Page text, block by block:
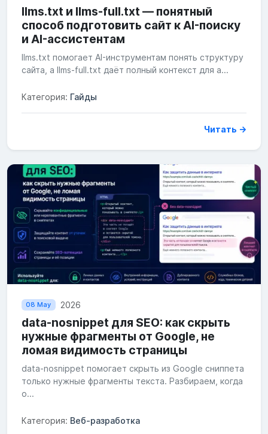
llms.txt и llms-full.txt — понятный
способ подготовить сайт к AI-поиску
и AI-ассистентам
llms.txt помогает AI-инструментам понять структуру
сайта, а llms-full.txt даёт полный контекст для а...
Категория: Гайды
Читать →
08 May 2026
data-nosnippet для SEO: как скрыть
нужные фрагменты от Google, не
ломая видимость страницы
data-nosnippet помогает скрыть из Google сниппета
только нужные фрагменты текста. Разбираем, когда
о...
Категория: Веб-разработка